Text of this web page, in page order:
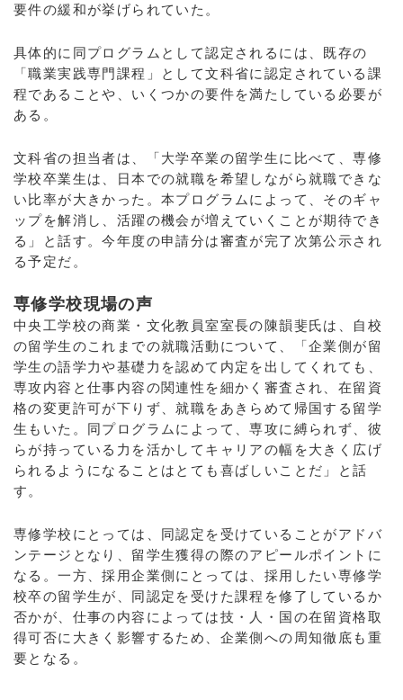
要件の緩和が挙げられていた。
具体的に同プログラムとして認定されるには、既存の
「職業実践専門課程」として文科省に認定されている課
程であることや、いくつかの要件を満たしている必要が
ある。
文科省の担当者は、「大学卒業の留学生に比べて、専修
学校卒業生は、日本での就職を希望しながら就職できな
い比率が大きかった。本プログラムによって、そのギャ
ップを解消し、活躍の機会が増えていくことが期待でき
る」と話す。今年度の申請分は審査が完了次第公示され
る予定だ。
専修学校現場の声
中央工学校の商業・文化教員室室長の陳韻斐氏は、自校
の留学生のこれまでの就職活動について、「企業側が留
学生の語学力や基礎力を認めて内定を出してくれても、
専攻内容と仕事内容の関連性を細かく審査され、在留資
格の変更許可が下りず、就職をあきらめて帰国する留学
生もいた。同プログラムによって、専攻に縛られず、彼
らが持っている力を活かしてキャリアの幅を大きく広げ
られるようになることはとても喜ばしいことだ」と話
す。
専修学校にとっては、同認定を受けていることがアドバ
ンテージとなり、留学生獲得の際のアピールポイントに
なる。一方、採用企業側にとっては、採用したい専修学
校卒の留学生が、同認定を受けた課程を修了しているか
否かが、仕事の内容によっては技・人・国の在留資格取
得可否に大きく影響するため、企業側への周知徹底も重
要となる。